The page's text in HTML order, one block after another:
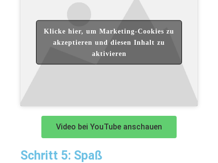
Klicke hier, um Marketing-Cookies zu
akzeptieren und diesen Inhalt zu
aktivieren
Video bei YouTube anschauen
Schritt 5: Spaß